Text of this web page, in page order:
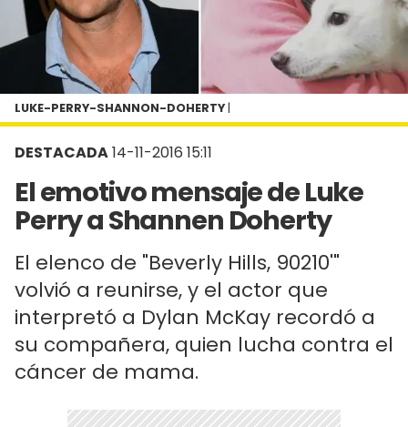
DESTACADA14-11-2016 15:11
El emotivo mensaje de Luke
Perry a Shannen Doherty
El elenco de "Beverly Hills, 90210'"
volvió a reunirse, y el actor que
interpretó a Dylan McKay recordó a
su compañera, quien lucha contra el
cáncer de mama.
LUKE-PERRY-SHANNON-DOHERTY|